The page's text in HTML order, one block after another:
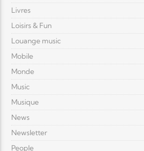
Livres
Loisirs & Fun
Louange music
Mobile
Monde
Music
Musique
News
Newsletter
People